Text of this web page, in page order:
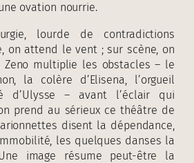
ovation nourrie.
lourde de contradictions
on attend le vent ; sur scène, on
Zeno multiplie les obstacles – le
la colère d’Elisena, l’orgueil
d’Ulysse – avant l’éclair qui
prend au sérieux ce théâtre de
disent la dépendance,
les quelques danses la
image résume peut-être la